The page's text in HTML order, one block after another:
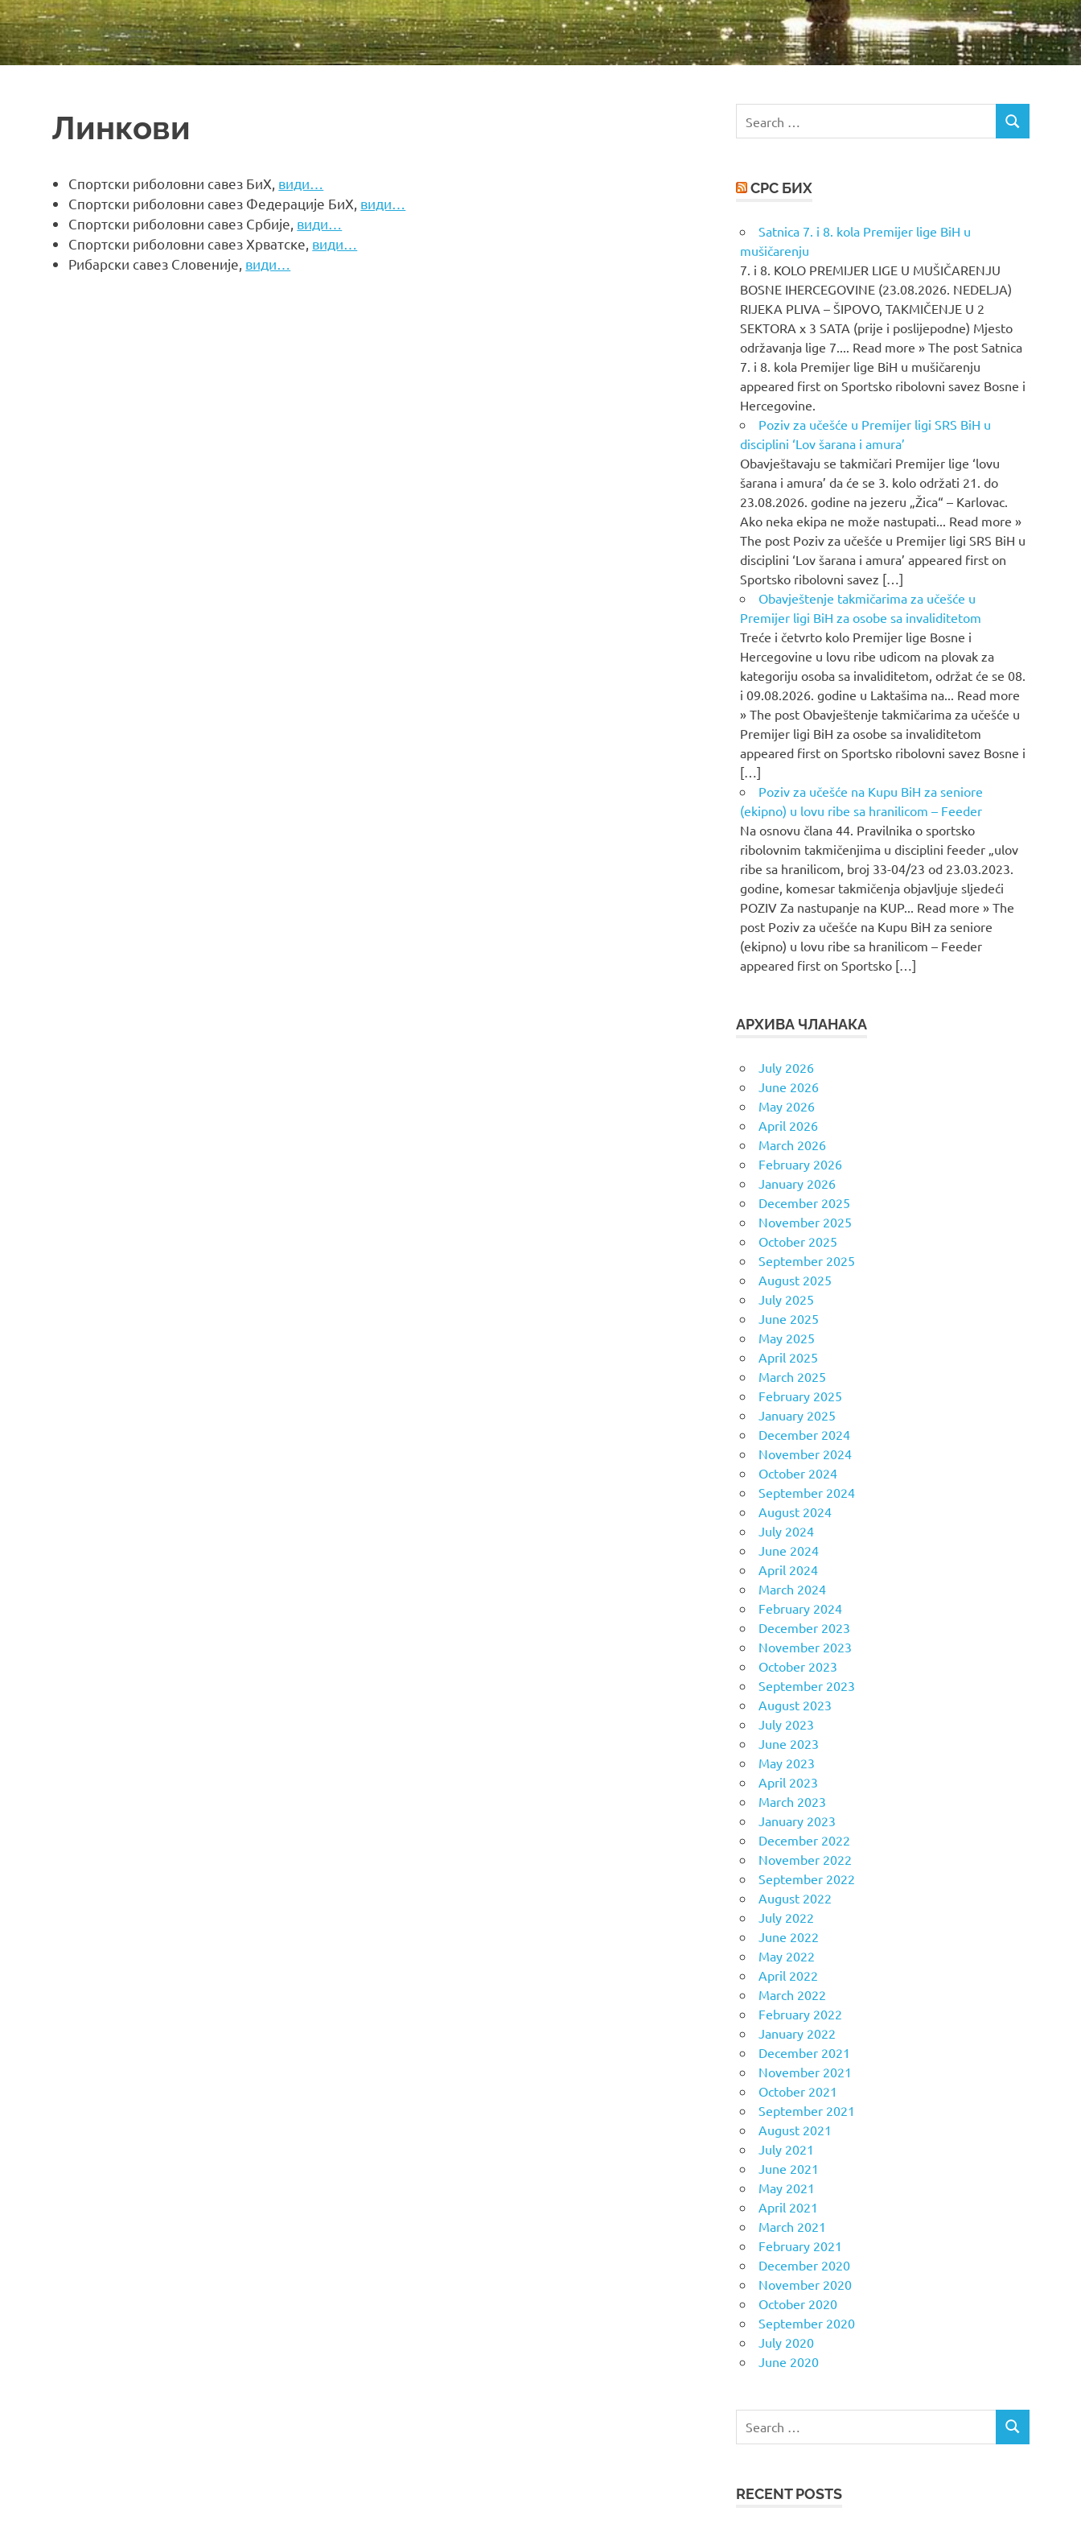
Линкови
Спортски риболовни савез БиХ, види…
Спортски риболовни савез Федерације БиХ, види…
Спортски риболовни савез Србије, види…
Спортски риболовни савез Хрватске, види…
Рибарски савез Словеније, види…
for:
SEARCH
СРС БИХ
Satnica 7. i 8. kola Premijer lige BiH u
mušičarenju
7. i 8. KOLO PREMIJER LIGE U MUŠIČARENJU
BOSNE IHERCEGOVINE (23.08.2026. NEDELJA)
RIJEKA PLIVA – ŠIPOVO, TAKMIČENJE U 2
SEKTORA x 3 SATA (prije i poslijepodne) Mjesto
održavanja lige 7.... Read more » The post Satnica
7. i 8. kola Premijer lige BiH u mušičarenju
appeared first on Sportsko ribolovni savez Bosne i
Hercegovine.
Poziv za učešće u Premijer ligi SRS BiH u
disciplini ‘Lov šarana i amura’
Obavještavaju se takmičari Premijer lige ‘lovu
šarana i amura’ da će se 3. kolo održati 21. do
23.08.2026. godine na jezeru „Žica“ – Karlovac.
Ako neka ekipa ne može nastupati... Read more »
The post Poziv za učešće u Premijer ligi SRS BiH u
disciplini ‘Lov šarana i amura’ appeared first on
Sportsko ribolovni savez […]
Obavještenje takmičarima za učešće u
Premijer ligi BiH za osobe sa invaliditetom
Treće i četvrto kolo Premijer lige Bosne i
Hercegovine u lovu ribe udicom na plovak za
kategoriju osoba sa invaliditetom, održat će se 08.
i 09.08.2026. godine u Laktašima na... Read more
» The post Obavještenje takmičarima za učešće u
Premijer ligi BiH za osobe sa invaliditetom
appeared first on Sportsko ribolovni savez Bosne i
[…]
Poziv za učešće na Kupu BiH za seniore
(ekipno) u lovu ribe sa hranilicom – Feeder
Na osnovu člana 44. Pravilnika o sportsko
ribolovnim takmičenjima u disciplini feeder „ulov
ribe sa hranilicom, broj 33-04/23 od 23.03.2023.
godine, komesar takmičenja objavljuje sljedeći
POZIV Za nastupanje na KUP... Read more » The
post Poziv za učešće na Kupu BiH za seniore
(ekipno) u lovu ribe sa hranilicom – Feeder
appeared first on Sportsko […]
АРХИВА ЧЛАНАКА
July 2026
June 2026
May 2026
April 2026
March 2026
February 2026
January 2026
December 2025
November 2025
October 2025
September 2025
August 2025
July 2025
June 2025
May 2025
April 2025
March 2025
February 2025
January 2025
December 2024
November 2024
October 2024
September 2024
August 2024
July 2024
June 2024
April 2024
March 2024
February 2024
December 2023
November 2023
October 2023
September 2023
August 2023
July 2023
June 2023
May 2023
April 2023
March 2023
January 2023
December 2022
November 2022
September 2022
August 2022
July 2022
June 2022
May 2022
April 2022
March 2022
February 2022
January 2022
December 2021
November 2021
October 2021
September 2021
August 2021
July 2021
June 2021
May 2021
April 2021
March 2021
February 2021
December 2020
November 2020
October 2020
September 2020
July 2020
June 2020
SEARCH
RECENT POSTS